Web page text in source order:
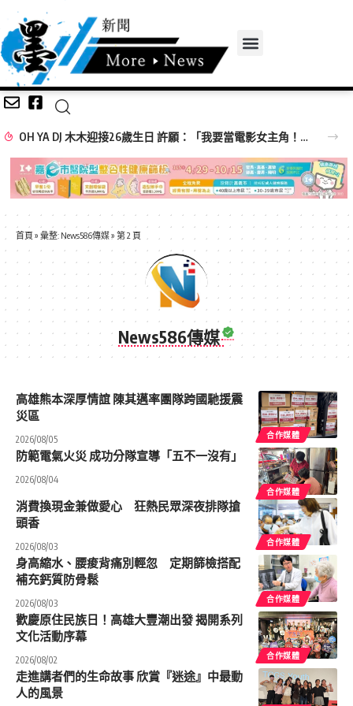
OH YA DJ 木木迎接26歲生日 許願：「我要當電影女主角！」
首頁 » 彙整: News586傳媒» 第 2 頁
News586傳媒
合作媒體
高雄熊本深厚情誼 陳其邁率團隊跨國馳援震
災區
2026/08/05
合作媒體
防範電氣火災 成功分隊宣導「五不一沒有」
2026/08/04
合作媒體
消費換現金兼做愛心 狂熱民眾深夜排隊搶
頭香
2026/08/03
合作媒體
身高縮水、腰痠背痛別輕忽 定期篩檢搭配
補充鈣質防骨鬆
2026/08/03
合作媒體
歡慶原住民族日！高雄大豐潮出發 揭開系列
文化活動序幕
2026/08/02
走進講者們的生命故事 欣賞『迷途』中最動
人的風景